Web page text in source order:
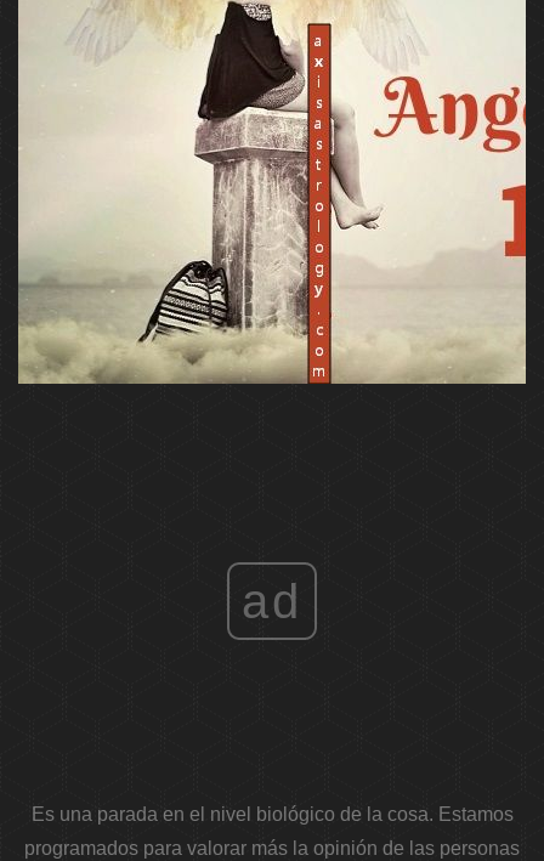
ad
Es una parada en el nivel biológico de la cosa. Estamos
programados para valorar más la opinión de las personas